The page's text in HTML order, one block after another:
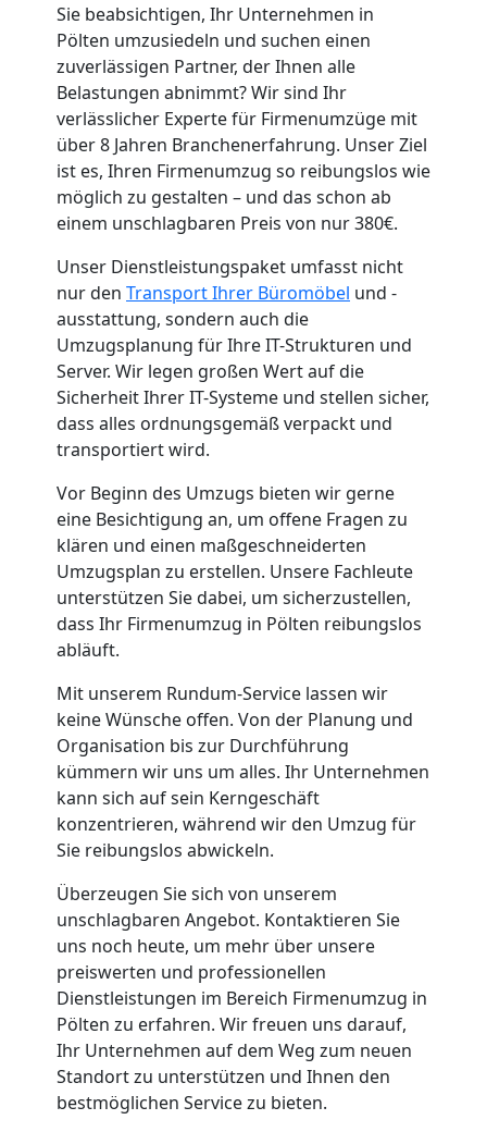
Sie beabsichtigen, Ihr Unternehmen in
Pölten umzusiedeln und suchen einen
zuverlässigen Partner, der Ihnen alle
Belastungen abnimmt? Wir sind Ihr
verlässlicher Experte für Firmenumzüge mit
über 8 Jahren Branchenerfahrung. Unser Ziel
ist es, Ihren Firmenumzug so reibungslos wie
möglich zu gestalten – und das schon ab
einem unschlagbaren Preis von nur 380€.
Unser Dienstleistungspaket umfasst nicht
nur den Transport Ihrer Büromöbel und -
ausstattung, sondern auch die
Umzugsplanung für Ihre IT-Strukturen und
Server. Wir legen großen Wert auf die
Sicherheit Ihrer IT-Systeme und stellen sicher,
dass alles ordnungsgemäß verpackt und
transportiert wird.
Vor Beginn des Umzugs bieten wir gerne
eine Besichtigung an, um offene Fragen zu
klären und einen maßgeschneiderten
Umzugsplan zu erstellen. Unsere Fachleute
unterstützen Sie dabei, um sicherzustellen,
dass Ihr Firmenumzug in Pölten reibungslos
abläuft.
Mit unserem Rundum-Service lassen wir
keine Wünsche offen. Von der Planung und
Organisation bis zur Durchführung
kümmern wir uns um alles. Ihr Unternehmen
kann sich auf sein Kerngeschäft
konzentrieren, während wir den Umzug für
Sie reibungslos abwickeln.
Überzeugen Sie sich von unserem
unschlagbaren Angebot. Kontaktieren Sie
uns noch heute, um mehr über unsere
preiswerten und professionellen
Dienstleistungen im Bereich Firmenumzug in
Pölten zu erfahren. Wir freuen uns darauf,
Ihr Unternehmen auf dem Weg zum neuen
Standort zu unterstützen und Ihnen den
bestmöglichen Service zu bieten.
Kunsttransport
Pölten
Umzug
Pölten
Mann
LKW
Möbellift
Pölten
Übersiedlung
Pölten
Klaviertransport
Pölten
Privatumzug
Pölten
Tresortransport